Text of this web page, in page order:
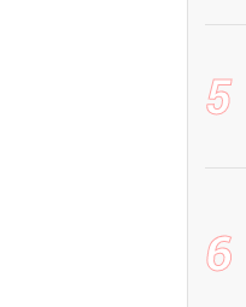
5
6